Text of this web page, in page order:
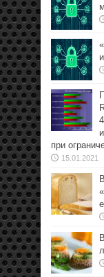
при
15.01.2021